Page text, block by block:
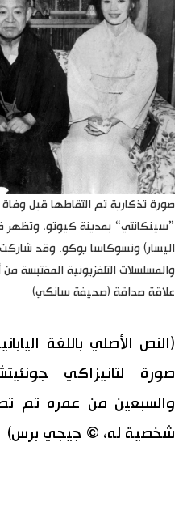
صورة تذكارية تم التقاطها قبل
”سينكانتي“ بمدينة كيوتو،
اليسار) وتسوكاسا يوكو. وقد شاركت
والمسلسلات التلفزيونية المقتبسة
علاقة صداقة (صحيفة سانكي)
(النص الأصلي باللغة
صورة لتانيزاكي
والسبعين من عمره تم
شخصية له، © جيجي برس)